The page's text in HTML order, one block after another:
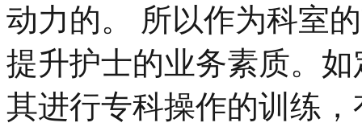
动力的。 所以作为科室
提升护士的业务素质。
其进行专科操作的训练